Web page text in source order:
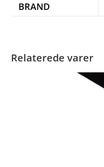
BRAND
Relaterede varer